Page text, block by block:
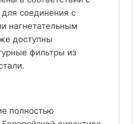
соединения с
нагнетательным
доступны
фильтры из
полностью